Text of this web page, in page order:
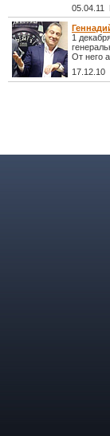
05.04.11
1
От него
17.12.10